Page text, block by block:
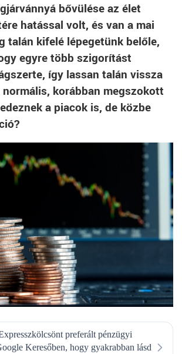
bővülése az élet
hatással volt, és van a mai
talán kifelé lépegetünk belőle,
egyre több szigorítást
így lassan talán vissza
korábban megszokott
a piacok is, de közbe
preferált pénzügyi
Keresőben, hogy gyakrabban lásd